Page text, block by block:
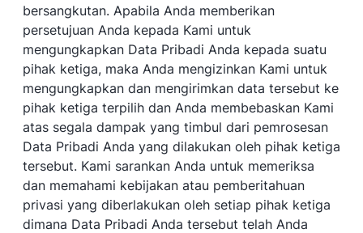
bersangkutan. Apabila Anda memberikan
persetujuan Anda kepada Kami untuk
mengungkapkan Data Pribadi Anda kepada suatu
pihak ketiga, maka Anda mengizinkan Kami untuk
mengungkapkan dan mengirimkan data tersebut ke
pihak ketiga terpilih dan Anda membebaskan Kami
atas segala dampak yang timbul dari pemrosesan
Data Pribadi Anda yang dilakukan oleh pihak ketiga
tersebut. Kami sarankan Anda untuk memeriksa
dan memahami kebijakan atau pemberitahuan
privasi yang diberlakukan oleh setiap pihak ketiga
dimana Data Pribadi Anda tersebut telah Anda